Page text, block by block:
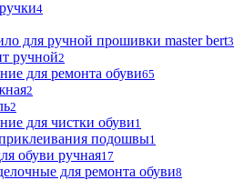
4
для ручной прошивки master bert3
ручной2
для ремонта обуви65
2
2
для чистки обуви1
подошвы1
обуви ручная17
для ремонта обуви8